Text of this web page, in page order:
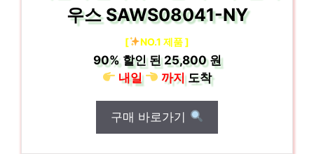
우스 SAWS08041-NY
[ NO.1 제품 ]
90%할인 된25,800 원
내일
까지도착
구매 바로가기